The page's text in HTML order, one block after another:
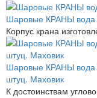
Шаровые КРАНЫ вода
Корпус крана
Шаровые КРАНЫ вода
штуц. Маховик
К достоинствам